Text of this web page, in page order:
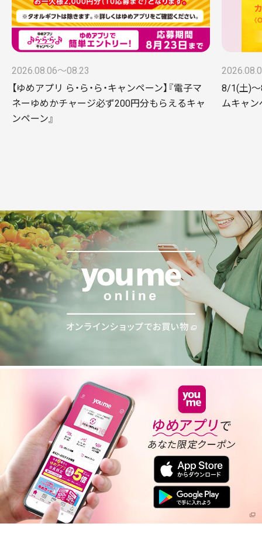
2026.08.06〜08.23
【ゆめアプリ ら・ら・ら・キャンペーン】『電子マ
ネーゆめかチャージ必ず200円分もらえるキャ
ンペーン』
8/1(土)
ムキャン